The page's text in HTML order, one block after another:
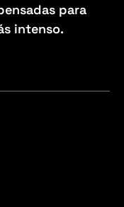
para
intenso.